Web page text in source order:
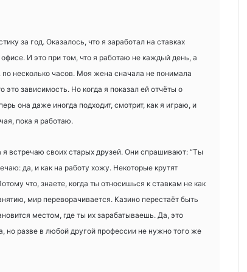
за год. Оказалось, что я заработал на ставках
И это при том, что я работаю не каждый день, а
несколько часов. Моя жена сначала не понимала
это зависимость. Но когда я показал ей отчёты о
она даже иногда подходит, смотрит, как я играю, и
пока я работаю.
я встречаю своих старых друзей. Они спрашивают: “Ты
да, и как на работу хожу. Некоторые крутят
что, знаете, когда ты относишься к ставкам не как
мир переворачивается. Казино перестаёт быть
местом, где ты их зарабатываешь. Да, это
но разве в любой другой профессии не нужно того же